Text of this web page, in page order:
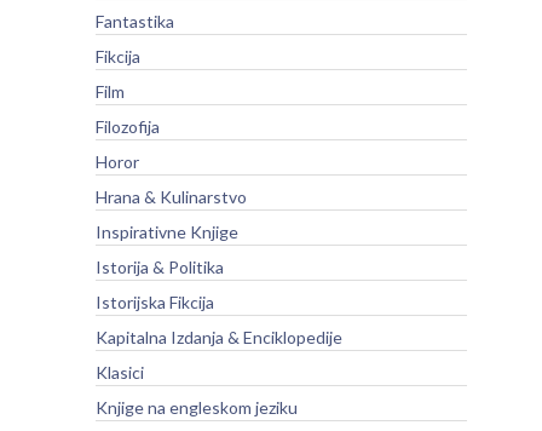
Fantastika
Fikcija
Film
Filozofija
Horor
Hrana & Kulinarstvo
Inspirativne Knjige
Istorija & Politika
Istorijska Fikcija
Kapitalna Izdanja & Enciklopedije
Klasici
Knjige na engleskom jeziku